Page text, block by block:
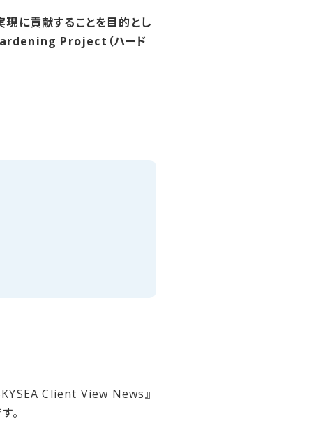
現に貢献することを目的とし
Hardening Project（ハード
Client View News』
。